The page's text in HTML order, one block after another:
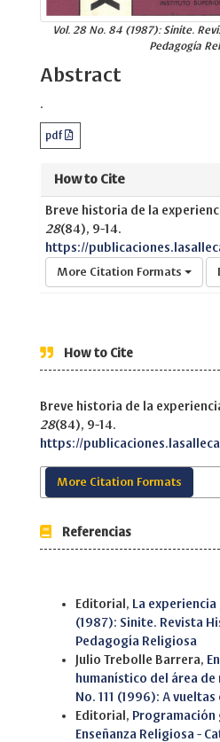
Vol. 28 No. 84 (1987): Sinite.
Pedagogía
Abstract
.
pdf
How to Cite
Breve historia de la
28(84), 9-14.
https://
More Citation Formats
How to Cite
Breve historia de la
28(84), 9-14.
https://
More Citation Formats
Referencias
Editorial, La experiencia
(1987): Sinite. Revista
Pedagogía Religiosa
Julio Trebolle Barrera,
humanístico del área de
No. 111 (1996): A
Editorial, Programación
Enseñanza Religiosa -